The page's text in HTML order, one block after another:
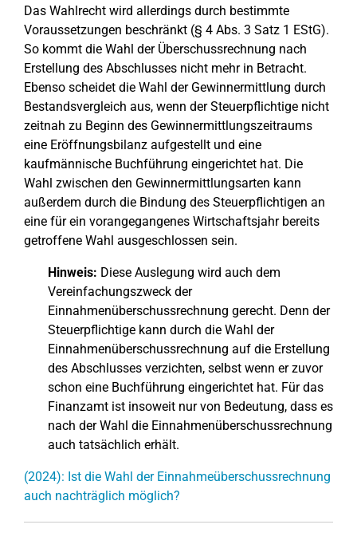
Das Wahlrecht wird allerdings durch bestimmte
Voraussetzungen beschränkt (§ 4 Abs. 3 Satz 1 EStG).
So kommt die Wahl der Überschussrechnung nach
Erstellung des Abschlusses nicht mehr in Betracht.
Ebenso scheidet die Wahl der Gewinnermittlung durch
Bestandsvergleich aus, wenn der Steuerpflichtige nicht
zeitnah zu Beginn des Gewinnermittlungszeitraums
eine Eröffnungsbilanz aufgestellt und eine
kaufmännische Buchführung eingerichtet hat. Die
Wahl zwischen den Gewinnermittlungsarten kann
außerdem durch die Bindung des Steuerpflichtigen an
eine für ein vorangegangenes Wirtschaftsjahr bereits
getroffene Wahl ausgeschlossen sein.
Hinweis: Diese Auslegung wird auch dem
Vereinfachungszweck der
Einnahmenüberschussrechnung gerecht. Denn der
Steuerpflichtige kann durch die Wahl der
Einnahmenüberschussrechnung auf die Erstellung
des Abschlusses verzichten, selbst wenn er zuvor
schon eine Buchführung eingerichtet hat. Für das
Finanzamt ist insoweit nur von Bedeutung, dass es
nach der Wahl die Einnahmenüberschussrechnung
auch tatsächlich erhält.
(2024): Ist die Wahl der Einnahmeüberschussrechnung
auch nachträglich möglich?